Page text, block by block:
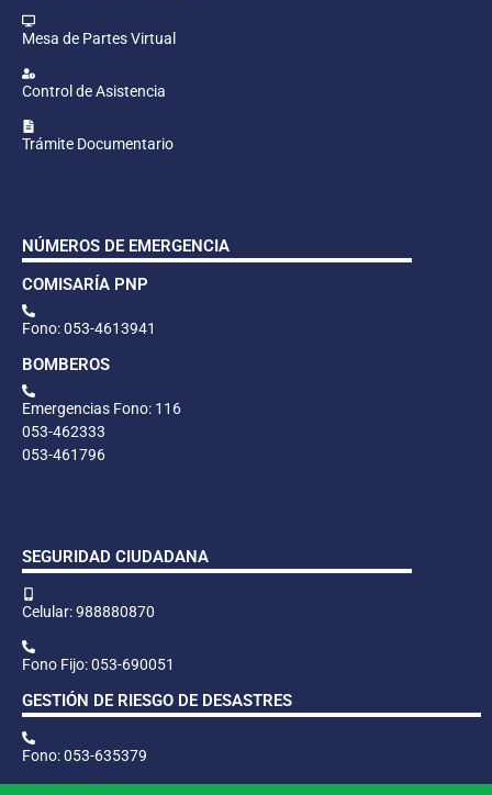
Mesa de Partes Virtual
Control de Asistencia
Trámite Documentario
NÚMEROS DE EMERGENCIA
COMISARÍA PNP
Fono: 053-4613941
BOMBEROS
Emergencias Fono: 116
053-462333
053-461796
SEGURIDAD CIUDADANA
Celular: 988880870
Fono Fijo: 053-690051
GESTIÓN DE RIESGO DE DESASTRES
Fono: 053-635379